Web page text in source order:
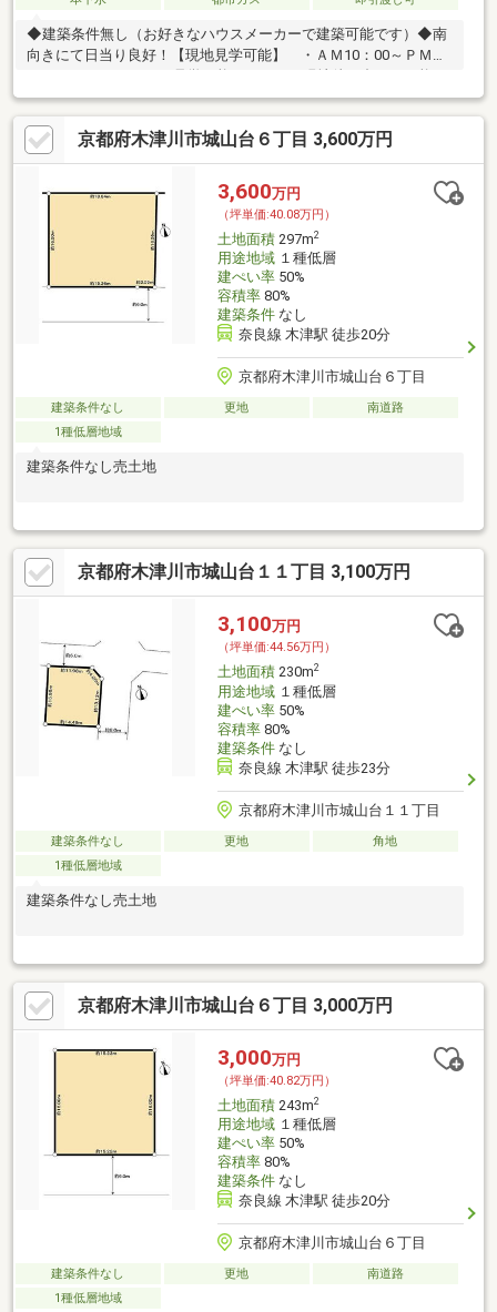
◆建築条件無し（お好きなハウスメーカーで建築可能です）◆南
向きにて日当り良好！【現地見学可能】 ・ＡＭ10：00～ＰＭ
す。【学校案内】 ・州見台小学校…約１３分 ・木津南中学校…
約５分【2025年不動産売買契約件数213件】・当社の営業スタッ
フは宅地建物取引士の国家資格者です。
京都府木津川市城山台６丁目 3,600万円
3,600万円
（坪単価:40.08万円）
土地面積297m2
用途地域１種低層
建ぺい率50%
容積率80%
建築条件なし
奈良線 木津駅 徒歩20分
京都府木津川市城山台６丁目
建築条件なし 更地
南道路
1種低層地域
建築条件なし売土地
京都府木津川市城山台１１丁目 3,100万円
3,100万円
（坪単価:44.56万円）
土地面積230m2
用途地域１種低層
建ぺい率50%
容積率80%
建築条件なし
奈良線 木津駅 徒歩23分
京都府木津川市城山台１１丁目
建築条件なし 更地
角地
1種低層地域
建築条件なし売土地
京都府木津川市城山台６丁目 3,000万円
3,000万円
（坪単価:40.82万円）
土地面積243m2
用途地域１種低層
建ぺい率50%
容積率80%
建築条件なし
奈良線 木津駅 徒歩20分
京都府木津川市城山台６丁目
建築条件なし 更地
南道路
1種低層地域